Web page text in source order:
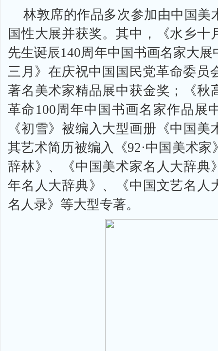
林敦席的作品多次参加由中国美
国性大展并获奖。其中，《水乡十
先生诞辰140周年中国书画名家大
三月》在庆祝中国国民党革命委员
著名美术家精品展中获金奖；《秋
革命100周年中国书画名家作品展
《初雪》被编入大型画册《中国美
其艺术简历被编入《92·中国美术
辞林》、《中国美术家名人大辞典
年名人大辞典》、《中国文艺名人
名人录》等大型专著。